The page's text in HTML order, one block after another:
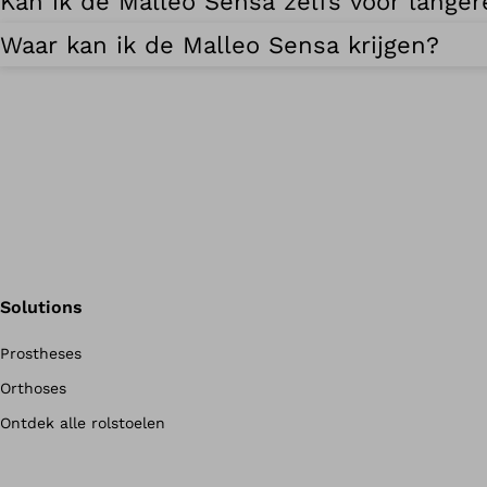
Waar kan ik de Malleo Sensa krijgen?
Solutions
Prostheses
Orthoses
Ontdek alle rolstoelen